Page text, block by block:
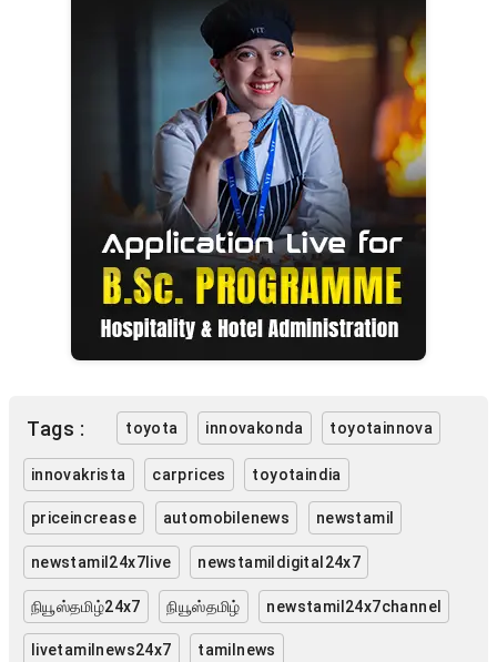
Tags : toyota innovakonda toyotainnova
innovakrista carprices toyotaindia
priceincrease automobilenews newstamil
newstamil24x7live newstamildigital24x7
நியூஸ்தமிழ்24x7 நியூஸ்தமிழ் newstamil24x7channel
livetamilnews24x7 tamilnews